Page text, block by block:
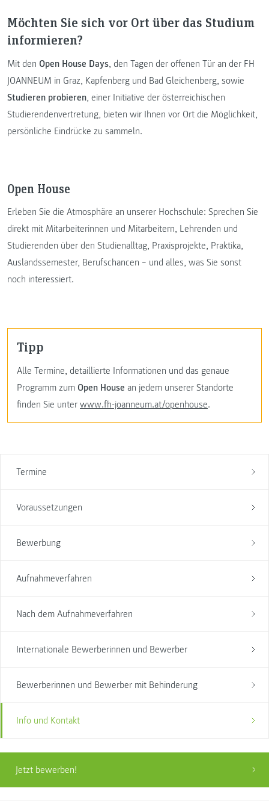
Termine
Voraussetzungen
Bewerbung
Aufnahmeverfahren
Nach dem Aufnahmeverfahren
Internationale Bewerberinnen und Bewerber
Bewerberinnen und Bewerber mit Behinderung
Info und Kontakt
Jetzt bewerben!
Möchten Sie sich vor Ort über das Studium
informieren?
Mit den Open House Days, den Tagen der offenen Tür an der FH
JOANNEUM in Graz, Kapfenberg und Bad Gleichenberg, sowie
Studieren probieren, einer Initiative der österreichischen
Studierendenvertretung, bieten wir Ihnen vor Ort die Möglichkeit,
persönliche Eindrücke zu sammeln.
Open House
Erleben Sie die Atmosphäre an unserer Hochschule: Sprechen Sie
direkt mit Mitarbeiterinnen und Mitarbeitern, Lehrenden und
Studierenden über den Studienalltag, Praxisprojekte, Praktika,
Auslandssemester, Berufschancen – und alles, was Sie sonst
noch interessiert.
Tipp
Alle Termine, detaillierte Informationen und das genaue
Programm zum Open House an jedem unserer Standorte
finden Sie unter www.fh-joanneum.at/openhouse.